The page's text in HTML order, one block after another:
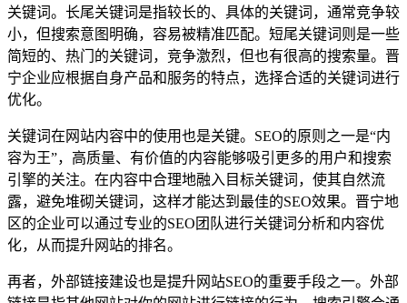
关键词。长尾关键词是指较长的、具体的关键词，通常竞争较
小，但搜索意图明确，容易被精准匹配。短尾关键词则是一些
简短的、热门的关键词，竞争激烈，但也有很高的搜索量。晋
宁企业应根据自身产品和服务的特点，选择合适的关键词进行
优化。
关键词在网站内容中的使用也是关键。SEO的原则之一是“内
容为王”，高质量、有价值的内容能够吸引更多的用户和搜索
引擎的关注。在内容中合理地融入目标关键词，使其自然流
露，避免堆砌关键词，这样才能达到最佳的SEO效果。晋宁地
区的企业可以通过专业的SEO团队进行关键词分析和内容优
化，从而提升网站的排名。
再者，外部链接建设也是提升网站SEO的重要手段之一。外部